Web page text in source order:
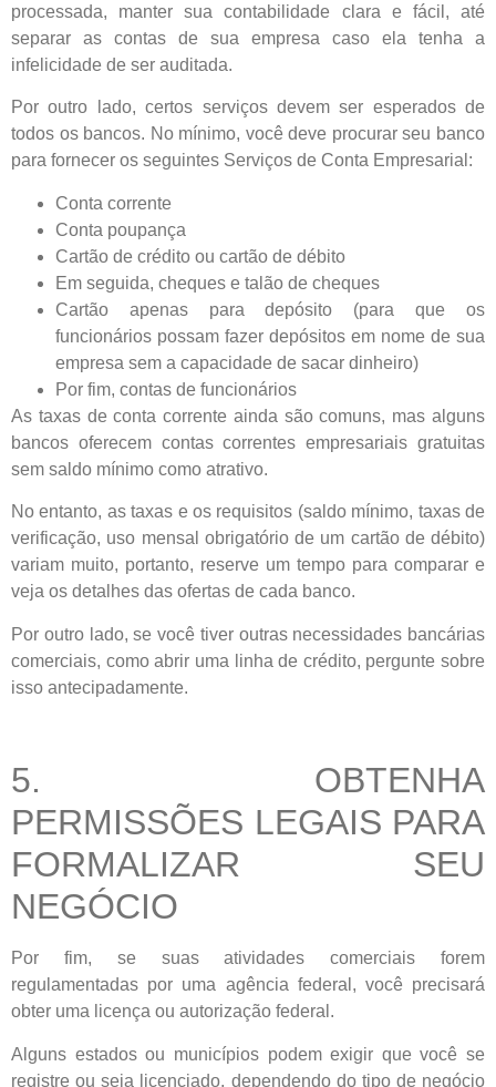
processada, manter sua contabilidade clara e fácil, até
separar as contas de sua empresa caso ela tenha a
infelicidade de ser auditada.
Por outro lado, certos serviços devem ser esperados de
todos os bancos. No mínimo, você deve procurar seu banco
para fornecer os seguintes Serviços de Conta Empresarial:
Conta corrente
Conta poupança
Cartão de crédito ou cartão de débito
Em seguida, cheques e talão de cheques
Cartão apenas para depósito (para que os
funcionários possam fazer depósitos em nome de sua
empresa sem a capacidade de sacar dinheiro)
Por fim, contas de funcionários
As taxas de conta corrente ainda são comuns, mas alguns
bancos oferecem contas correntes empresariais gratuitas
sem saldo mínimo como atrativo.
No entanto, as taxas e os requisitos (saldo mínimo, taxas de
verificação, uso mensal obrigatório de um cartão de débito)
variam muito, portanto, reserve um tempo para comparar e
veja os detalhes das ofertas de cada banco.
Por outro lado, se você tiver outras necessidades bancárias
comerciais, como abrir uma linha de crédito, pergunte sobre
isso antecipadamente.
5. OBTENHA
PERMISSÕES LEGAIS PARA
FORMALIZAR SEU
NEGÓCIO
Por fim, se suas atividades comerciais forem
regulamentadas por uma agência federal, você precisará
obter uma licença ou autorização federal.
Alguns estados ou municípios podem exigir que você se
registre ou seja licenciado, dependendo do tipo de negócio